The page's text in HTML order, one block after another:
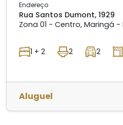
Endereço
Rua Santos Dumont, 1929
Zona 01 - Centro, Maringá -
1 + 2 2 2
Aluguel